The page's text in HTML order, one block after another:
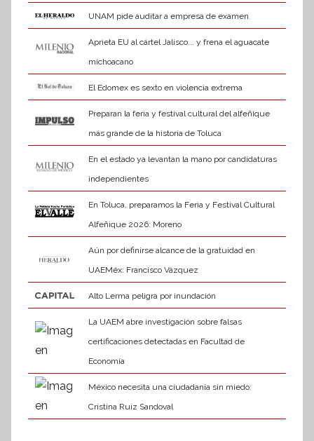
UNAM pide auditar a empresa de examen
Aprieta EU al cártel Jalisco... y frena el aguacate
michoacano
El Edomex es sexto en violencia extrema
Preparan la feria y festival cultural del alfeñique
más grande de la historia de Toluca
En el estado ya levantan la mano por candidaturas
independientes
En Toluca, preparamos la Feria y Festival Cultural
Alfeñique 2026: Moreno
Aún por definirse alcance de la gratuidad en
UAEMéx: Francisco Vázquez
Alto Lerma peligra por inundación
La UAEM abre investigación sobre falsas
certificaciones detectadas en Facultad de
Economía
México necesita una ciudadanía sin miedo:
Cristina Ruiz Sandoval